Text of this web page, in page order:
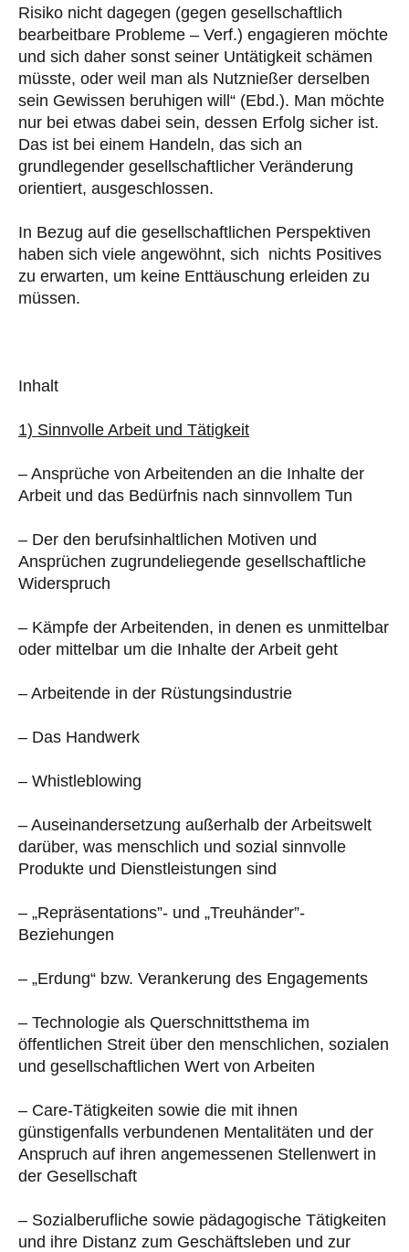
Risiko nicht dagegen (gegen gesellschaftlich
bearbeitbare Probleme – Verf.) engagieren möchte
und sich daher sonst seiner Untätigkeit schämen
müsste, oder weil man als Nutznießer derselben
sein Gewissen beruhigen will“ (Ebd.). Man möchte
nur bei etwas dabei sein, dessen Erfolg sicher ist.
Das ist bei einem Handeln, das sich an
grundlegender gesellschaftlicher Veränderung
orientiert, ausgeschlossen.
In Bezug auf die gesellschaftlichen Perspektiven
haben sich viele angewöhnt, sich nichts Positives
zu erwarten, um keine Enttäuschung erleiden zu
müssen.
Inhalt
1) Sinnvolle Arbeit und Tätigkeit
– Ansprüche von Arbeitenden an die Inhalte der
Arbeit und das Bedürfnis nach sinnvollem Tun
– Der den berufsinhaltlichen Motiven und
Ansprüchen zugrundeliegende gesellschaftliche
Widerspruch
– Kämpfe der Arbeitenden, in denen es unmittelbar
oder mittelbar um die Inhalte der Arbeit geht
– Arbeitende in der Rüstungsindustrie
– Das Handwerk
– Whistleblowing
– Auseinandersetzung außerhalb der Arbeitswelt
darüber, was menschlich und sozial sinnvolle
Produkte und Dienstleistungen sind
– „Repräsentations”- und „Treuhänder”-
Beziehungen
– „Erdung“ bzw. Verankerung des Engagements
– Technologie als Querschnittsthema im
öffentlichen Streit über den menschlichen, sozialen
und gesellschaftlichen Wert von Arbeiten
– Care-Tätigkeiten sowie die mit ihnen
günstigenfalls verbundenen Mentalitäten und der
Anspruch auf ihren angemessenen Stellenwert in
der Gesellschaft
– Sozialberufliche sowie pädagogische Tätigkeiten
und ihre Distanz zum Geschäftsleben und zur